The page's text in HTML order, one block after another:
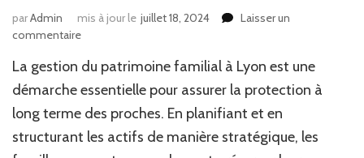
parAdmin mis à jour le juillet 18, 2024
Laisser un
commentairesur
la
gestion
patrimoine
familial
La gestion du patrimoine familial à Lyon est une
démarche essentielle pour assurer la protection à
long terme des proches. En planifiant et en
structurant les actifs de manière stratégique, les